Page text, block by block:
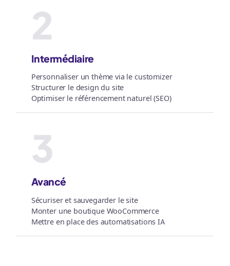
2
Intermédiaire
Personnaliser un thème via le customizer
Structurer le design du site
Optimiser le référencement naturel (SEO)
3
Avancé
Sécuriser et sauvegarder le site
Monter une boutique WooCommerce
Mettre en place des automatisations IA